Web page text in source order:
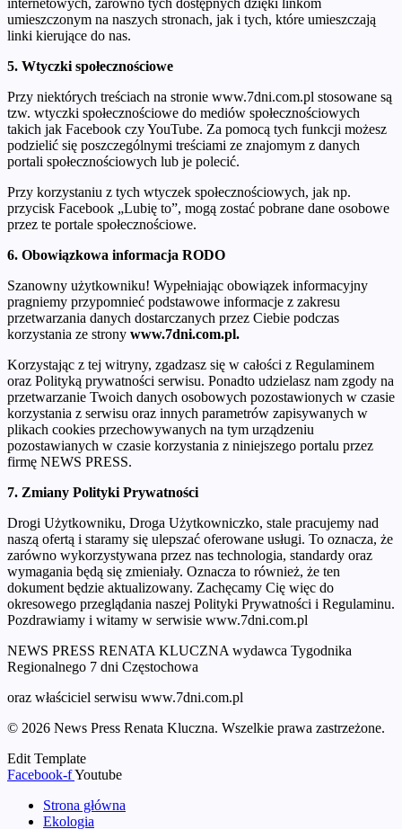
umieszczonym na naszych stronach, jak i tych, które umieszczają
linki kierujące do nas.
5. Wtyczki społecznościowe
Przy niektórych treściach na stronie www.7dni.com.pl stosowane są
tzw. wtyczki społecznościowe do mediów społecznościowych
takich jak Facebook czy YouTube. Za pomocą tych funkcji możesz
podzielić się poszczególnymi treściami ze znajomym z danych
portali społecznościowych lub je polecić.
Przy korzystaniu z tych wtyczek społecznościowych, jak np.
przycisk Facebook „Lubię to”, mogą zostać pobrane dane osobowe
przez te portale społecznościowe.
6. Obowiązkowa informacja RODO
Szanowny użytkowniku! Wypełniając obowiązek informacyjny
pragniemy przypomnieć podstawowe informacje z zakresu
przetwarzania danych dostarczanych przez Ciebie podczas
korzystania ze strony www.7dni.com.pl.
Korzystając z tej witryny, zgadzasz się w całości z Regulaminem
oraz Polityką prywatności serwisu. Ponadto udzielasz nam zgody na
przetwarzanie Twoich danych osobowych pozostawionych w czasie
korzystania z serwisu oraz innych parametrów zapisywanych w
plikach cookies przechowywanych na tym urządzeniu
pozostawianych w czasie korzystania z niniejszego portalu przez
firmę NEWS PRESS.
7. Zmiany Polityki Prywatności
Drogi Użytkowniku, Droga Użytkowniczko, stale pracujemy nad
naszą ofertą i staramy się ulepszać oferowane usługi. To oznacza, że
zarówno wykorzystywana przez nas technologia, standardy oraz
wymagania będą się zmieniały. Oznacza to również, że ten
dokument będzie aktualizowany. Zachęcamy Cię więc do
okresowego przeglądania naszej Polityki Prywatności i Regulaminu.
Pozdrawiamy i witamy w serwisie www.7dni.com.pl
NEWS PRESS RENATA KLUCZNA wydawca Tygodnika
Regionalnego 7 dni Częstochowa
oraz właściciel serwisu www.7dni.com.pl
© 2026 News Press Renata Kluczna. Wszelkie prawa zastrzeżone.
Edit Template
Facebook-fYoutube
Strona główna
Ekologia